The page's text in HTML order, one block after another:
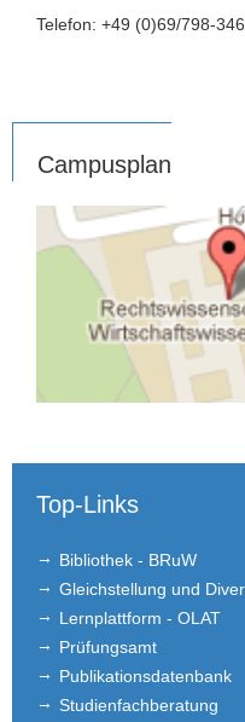
Telefon: +49 (0)69/798-
Campusplan
Top-Links
Bibliothek - BRuW
Gleichstellung und
Lernplattform - OLAT
Prüfungsamt
Publikationsdatenbank
Studienfachberatung